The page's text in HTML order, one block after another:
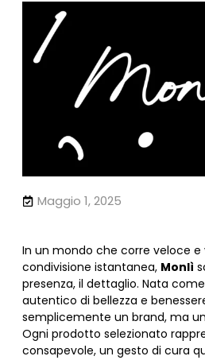
Maggio 1, 2025
In un mondo che corre veloce e
condivisione istantanea, Monlì
presenza, il dettaglio. Nata
autentico di bellezza e
semplicemente un brand, ma
Ogni prodotto selezionato
consapevole, un gesto di cura